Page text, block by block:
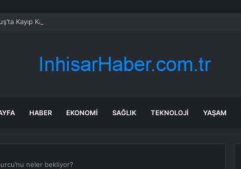
Kayıp Kadın İçin Arama Devam Ediyor
HABER EKONOMI SAĞLIK TEKNOLOJI YAŞAM
neler bekliyor?